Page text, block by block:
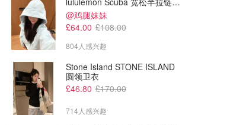
Cettire
@鸡腿妹妹
£64.00 £108.00
804人感兴趣
Stone Island STONE ISLAND
圆领卫衣
£46.80 £170.00
714人感兴趣